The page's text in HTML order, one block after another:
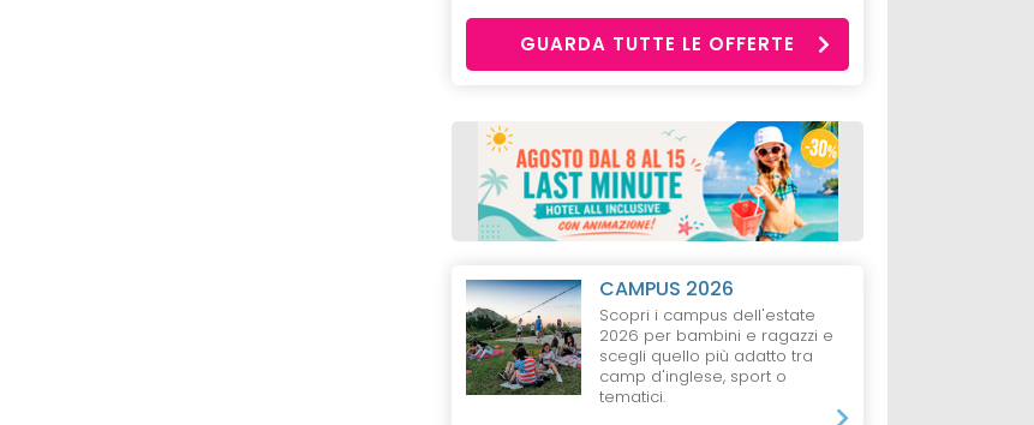
GUARDA TUTTE LE OFFERTE
CAMPUS 2026
Scopri i campus dell'estate
2026 per bambini e ragazzi e
scegli quello più adatto tra
camp d'inglese, sport o
tematici.